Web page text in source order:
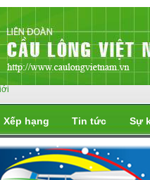
Xếp hạng Tin tức Sự